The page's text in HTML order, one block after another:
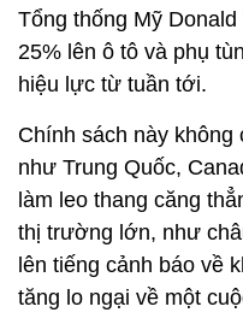
Tổng thống Mỹ
25% lên ô tô và phụ
hiệu lực từ tuần tới.
Chính sách này không
như Trung Quốc,
làm leo thang căng
thị trường lớn, như
lên tiếng cảnh báo về
tăng lo ngại về một